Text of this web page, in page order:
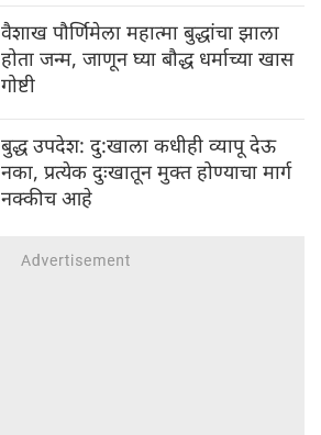
वैशाख पौर्णिमेला महात्मा बुद्धांचा झाला
होता जन्म, जाणून घ्या बौद्ध धर्माच्या खास
गोष्टी
बुद्ध उपदेश: दु:खाला कधीही व्यापू देऊ
नका, प्रत्येक दुःखातून मुक्त होण्याचा मार्ग
नक्कीच आहे